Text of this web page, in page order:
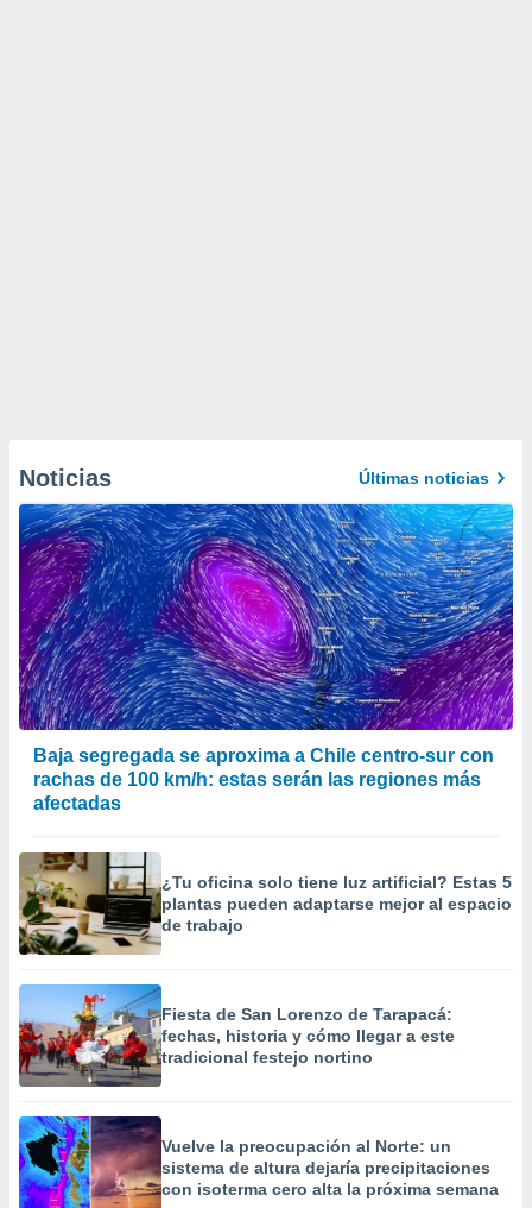
Noticias Últimas noticias
Baja segregada se aproxima a Chile centro-sur con
rachas de 100 km/h: estas serán las regiones más
afectadas
¿Tu oficina solo tiene luz artificial? Estas 5
plantas pueden adaptarse mejor al espacio
de trabajo
Fiesta de San Lorenzo de Tarapacá:
fechas, historia y cómo llegar a este
tradicional festejo nortino
Vuelve la preocupación al Norte: un
sistema de altura dejaría precipitaciones
con isoterma cero alta la próxima semana